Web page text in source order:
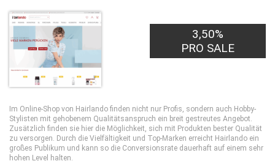
3,50%
PRO SALE
Im Online-Shop von Hairlando finden nicht nur Profis, sondern auch Hobby-
Stylisten mit gehobenem Qualitätsanspruch ein breit gestreutes Angebot.
Zusätzlich finden sie hier die Möglichkeit, sich mit Produkten bester Qualität
zu versorgen. Durch die Vielfältigkeit und Top-Marken erreicht Hairlando ein
großes Publikum und kann so die Conversionsrate dauerhaft auf einem sehr
hohen Level halten.